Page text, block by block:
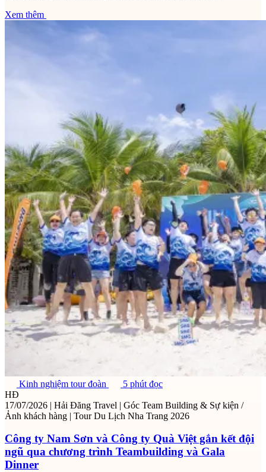
Xem thêm
Kinh nghiệm tour đoàn
5 phút đọc
HĐ
17/07/2026 | Hải Đăng Travel | Góc Team Building & Sự kiện /
Ảnh khách hàng | Tour Du Lịch Nha Trang 2026
Công ty Nam Sơn và Công ty Quà Việt gắn kết đội
ngũ qua chương trình Teambuilding và Gala
Dinner